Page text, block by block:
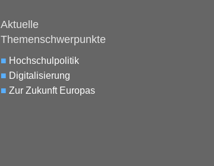
Aktuelle
Themenschwerpunkte
■ Hochschulpolitik
■ Digitalisierung
■ Zur Zukunft Europas